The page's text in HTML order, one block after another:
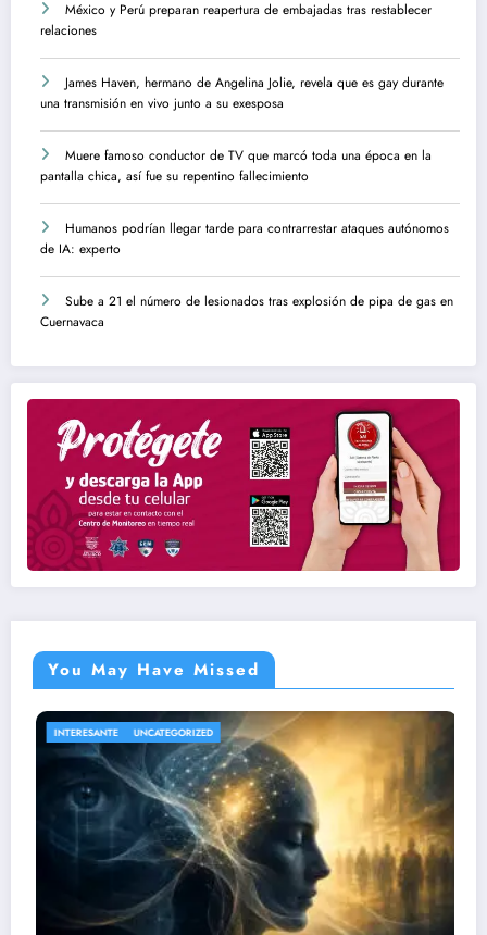
México y Perú preparan reapertura de embajadas tras restablecer
relaciones
James Haven, hermano de Angelina Jolie, revela que es gay durante
una transmisión en vivo junto a su exesposa
Muere famoso conductor de TV que marcó toda una época en la
pantalla chica, así fue su repentino fallecimiento
Humanos podrían llegar tarde para contrarrestar ataques autónomos
de IA: experto
Sube a 21 el número de lesionados tras explosión de pipa de gas en
Cuernavaca
You May Have Missed
NACIONAL